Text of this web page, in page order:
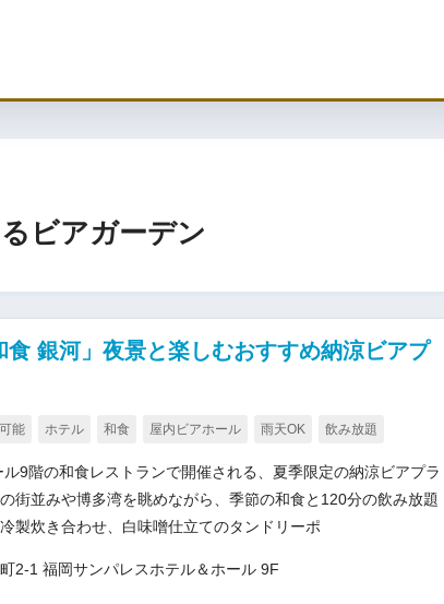
ビアガーデン
銀河」夜景と楽しむおすすめ納涼ビアプ
能 ホテル 和食 屋内ビアホール 雨天OK 飲み放題
9階の和食レストランで開催される、夏季限定の納涼ビアプラ
街並みや博多湾を眺めながら、季節の和食と120分の飲み放題
製炊き合わせ、白味噌仕立てのタンドリーポ
2-1 福岡サンパレスホテル＆ホール 9F